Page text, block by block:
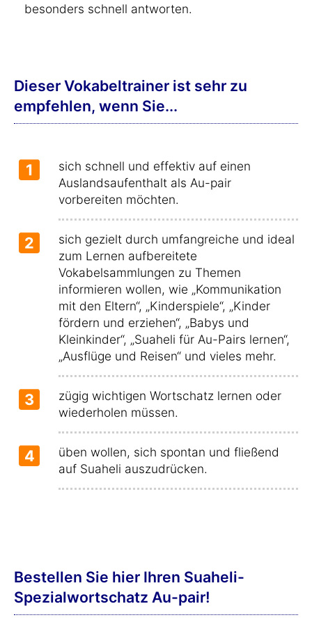
besonders schnell antworten.
Dieser Vokabeltrainer ist sehr zu
empfehlen, wenn Sie...
1
sich schnell und effektiv auf einen
Auslandsaufenthalt als Au-pair
vorbereiten möchten.
2
sich gezielt durch umfangreiche und ideal
zum Lernen aufbereitete
Vokabelsammlungen zu Themen
informieren wollen, wie „Kommunikation
mit den Eltern“, „Kinderspiele“, „Kinder
fördern und erziehen“, „Babys und
Kleinkinder“, „Suaheli für Au-Pairs lernen“,
„Ausflüge und Reisen“ und vieles mehr.
3
zügig wichtigen Wortschatz lernen oder
wiederholen müssen.
4
üben wollen, sich spontan und fließend
auf Suaheli auszudrücken.
Bestellen Sie hier Ihren Suaheli-
Spezialwortschatz Au-pair!